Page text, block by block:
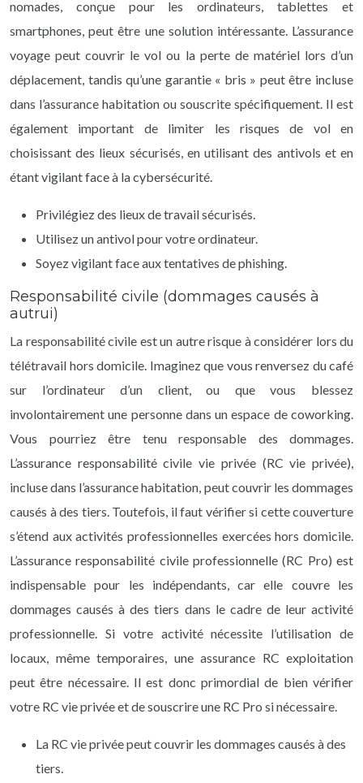
nomades, conçue pour les ordinateurs, tablettes et
smartphones, peut être une solution intéressante. L’assurance
voyage peut couvrir le vol ou la perte de matériel lors d’un
déplacement, tandis qu’une garantie « bris » peut être incluse
dans l’assurance habitation ou souscrite spécifiquement. Il est
également important de limiter les risques de vol en
choisissant des lieux sécurisés, en utilisant des antivols et en
étant vigilant face à la cybersécurité.
Privilégiez des lieux de travail sécurisés.
Utilisez un antivol pour votre ordinateur.
Soyez vigilant face aux tentatives de phishing.
Responsabilité civile (dommages causés à
autrui)
La responsabilité civile est un autre risque à considérer lors du
télétravail hors domicile. Imaginez que vous renversez du café
sur l’ordinateur d’un client, ou que vous blessez
involontairement une personne dans un espace de coworking.
Vous pourriez être tenu responsable des dommages.
L’assurance responsabilité civile vie privée (RC vie privée),
incluse dans l’assurance habitation, peut couvrir les dommages
causés à des tiers. Toutefois, il faut vérifier si cette couverture
s’étend aux activités professionnelles exercées hors domicile.
L’assurance responsabilité civile professionnelle (RC Pro) est
indispensable pour les indépendants, car elle couvre les
dommages causés à des tiers dans le cadre de leur activité
professionnelle. Si votre activité nécessite l’utilisation de
locaux, même temporaires, une assurance RC exploitation
peut être nécessaire. Il est donc primordial de bien vérifier
votre RC vie privée et de souscrire une RC Pro si nécessaire.
La RC vie privée peut couvrir les dommages causés à des
tiers.